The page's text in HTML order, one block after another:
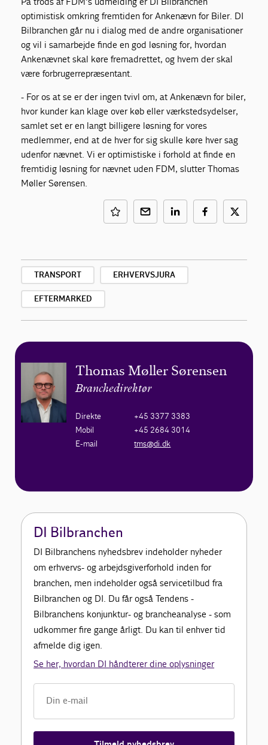
optimistisk omkring fremtiden for Ankenævn for Biler. DI
Bilbranchen går nu i dialog med de andre organisationer
og vil i samarbejde finde en god løsning for, hvordan
Ankenævnet skal køre fremadrettet, og hvem der skal
være forbrugerrepræsentant.
- For os at se er der ingen tvivl om, at Ankenævn for biler,
hvor kunder kan klage over køb eller værkstedsydelser,
samlet set er en langt billigere løsning for vores
medlemmer, end at de hver for sig skulle køre hver sag
udenfor nævnet. Vi er optimistiske i forhold at finde en
fremtidig løsning for nævnet uden FDM, slutter Thomas
Møller Sørensen.
TRANSPORT ERHVERVSJURA
EFTERMARKED
Thomas Møller Sørensen
Branchedirektør
Direkte
+45 3377 3383
Mobil
+45 2684 3014
E-mail
tms@di.dk
DI Bilbranchen
DI Bilbranchens nyhedsbrev indeholder nyheder
om erhvervs- og arbejdsgiverforhold inden for
branchen, men indeholder også servicetilbud fra
Bilbranchen og DI. Du får også Tendens -
Bilbranchens konjunktur- og brancheanalyse - som
udkommer fire gange årligt. Du kan til enhver tid
afmelde dig igen.
Se her, hvordan DI håndterer dine oplysninger